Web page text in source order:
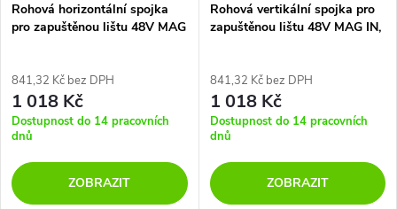
Rohová horizontální spojka
pro zapuštěnou lištu 48V MAG
841,32 Kč bez DPH
1 018 Kč
Dostupnost do 14 pracovních
dnů
ZOBRAZIT
Rohová vertikální spojka pro
zapuštěnou lištu 48V MAG IN,
841,32 Kč bez DPH
1 018 Kč
Dostupnost do 14 pracovních
dnů
ZOBRAZIT